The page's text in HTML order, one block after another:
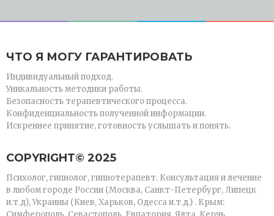
ЧТО Я МОГУ ГАРАНТИРОВАТЬ
Индивидуальный подход.
Уникальность методики работы.
Безопасность терапевтического процесса.
Конфиденциальность полученной информации.
Искреннее принятие, готовность услышать и понять.
СOPYRIGHT© 2025
Психолог, гипнолог, гипнотерапевт. Консультация и лечение
в любом городе России (Москва, Санкт-Петербург, Липецк
и.т.д), Украины (Киев, Харьков, Одесса и.т.д.) . Крым: